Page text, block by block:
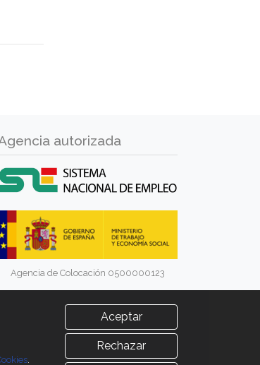
autorizada
Agencia de Colocación 0500000123
.
Aceptar
Rechazar